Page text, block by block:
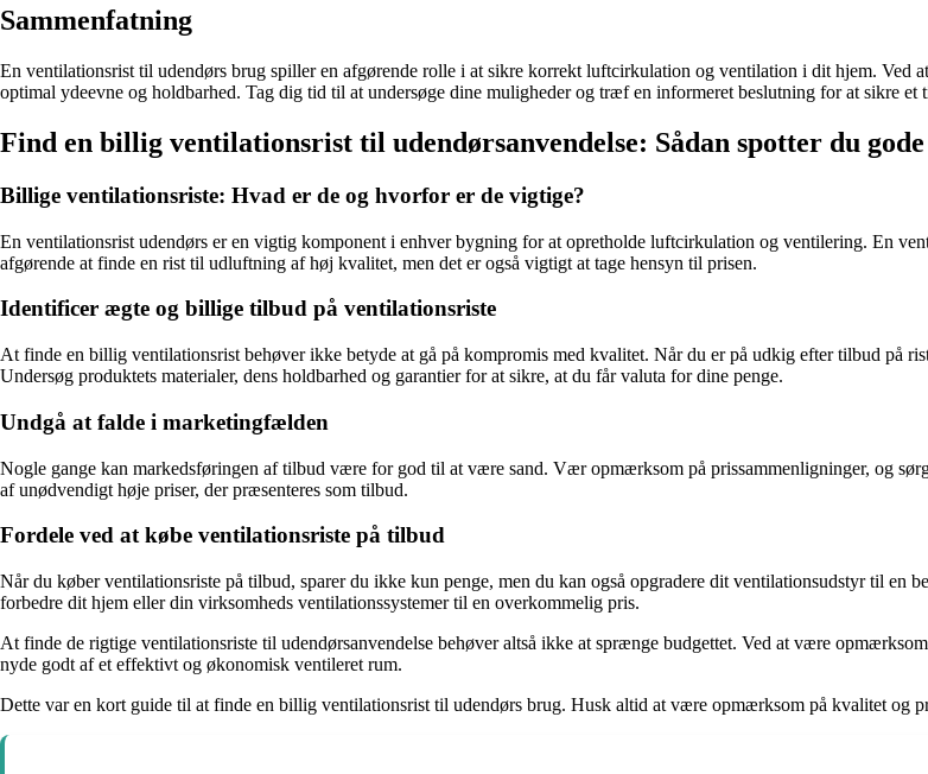
Sammenfatning
En ventilationsrist til udendørs brug spiller en afgørende rolle i at sikre korrekt luftcirkulation og ventilation i dit hjem. Ved
optimal ydeevne og holdbarhed. Tag dig tid til at undersøge dine muligheder og træf en informeret beslutning for at sikre et
Find en billig ventilationsrist til udendørsanvendelse: Sådan spotter du
Billige ventilationsriste: Hvad er de og hvorfor er de vigtige?
En ventilationsrist udendørs er en vigtig komponent i enhver bygning for at opretholde luftcirkulation og ventilering. En
afgørende at finde en rist til udluftning af høj kvalitet, men det er også vigtigt at tage hensyn til prisen.
Identificer ægte og billige tilbud på ventilationsriste
At finde en billig ventilationsrist behøver ikke betyde at gå på kompromis med kvalitet. Når du er på udkig efter tilbud på
Undersøg produktets materialer, dens holdbarhed og garantier for at sikre, at du får valuta for dine penge.
Undgå at falde i marketingfælden
Nogle gange kan markedsføringen af ​​tilbud være for god til at være sand. Vær opmærksom på prissammenligninger, og
af unødvendigt høje priser, der præsenteres som tilbud.
Fordele ved at købe ventilationsriste på tilbud
Når du køber ventilationsriste på tilbud, sparer du ikke kun penge, men du kan også opgradere dit ventilationsudstyr til
forbedre dit hjem eller din virksomheds ventilationssystemer til en overkommelig pris.
At finde de rigtige ventilationsriste til udendørsanvendelse behøver altså ikke at sprænge budgettet. Ved at være
nyde godt af et effektivt og økonomisk ventileret rum.
Dette var en kort guide til at finde en billig ventilationsrist til udendørs brug. Husk altid at være opmærksom på kvalitet og